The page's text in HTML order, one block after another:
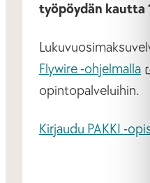
työpöydän kautta
Flywire -ohjelmalla
opintopalveluihin.
Kirjaudu PAKKI -